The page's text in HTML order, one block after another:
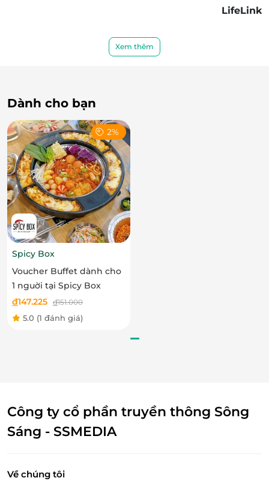
LifeLink
Xem thêm
Dành cho bạn
2%
Spicy Box
Voucher Buffet dành cho
1 nguời tại Spicy Box
đ147.225 đ151.000
5.0 (1 đánh giá)
Công ty cổ phần truyền thông Sông
Sáng - SSMEDIA
Về chúng tôi